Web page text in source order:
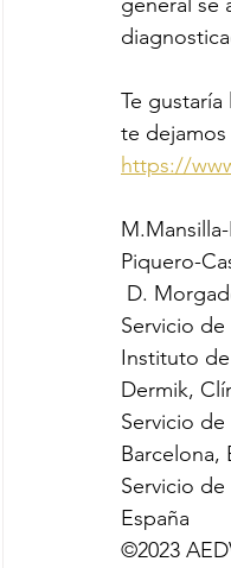
Te
te
https://
Piquero-
D.
Servicio
Instituto de
Dermik,
Servicio
Barcelona,
Servicio
España
©2023